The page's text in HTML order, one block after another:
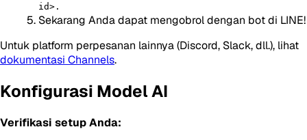
id>.
Sekarang Anda dapat mengobrol dengan bot di LINE!
Untuk platform perpesanan lainnya (Discord, Slack, dll.), lihat
dokumentasi Channels.
Konfigurasi Model AI
Verifikasi setup Anda: